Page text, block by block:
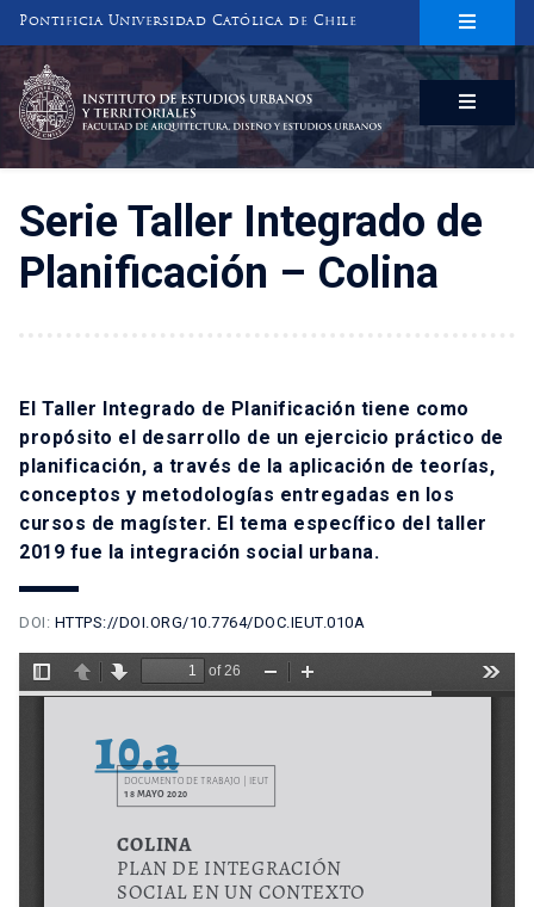
Pontificia Universidad Católica de Chile
INSTITUTO DE ESTUDIOS URBANOS
Y TERRITORIALES
FACULTAD DE ARQUITECTURA, DISEÑO Y ESTUDIOS URBANOS
Serie Taller Integrado de
Planificación – Colina
El Taller Integrado de Planificación tiene como
propósito el desarrollo de un ejercicio práctico de
planificación, a través de la aplicación de teorías,
conceptos y metodologías entregadas en los
cursos de magíster. El tema específico del taller
2019 fue la integración social urbana.
DOI: HTTPS://DOI.ORG/10.7764/DOC.IEUT.010A